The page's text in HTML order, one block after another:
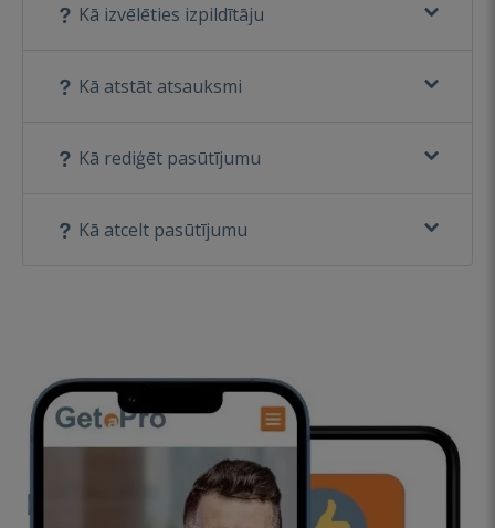
Kā izvēlēties izpildītāju
Kā atstāt atsauksmi
Kā rediģēt pasūtījumu
Kā atcelt pasūtījumu